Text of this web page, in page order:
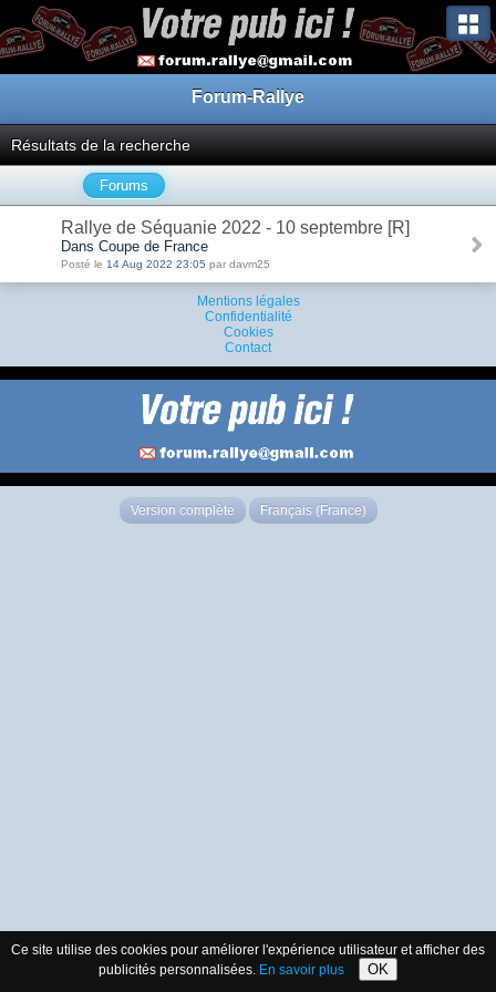
Forum-Rallye
Résultats de la recherche
Forums
Rallye de Séquanie 2022 - 10 septembre [R]
Dans Coupe de France
Posté le 14 Aug 2022 23:05 par davm25
Mentions légales
Confidentialité
Cookies
Contact
Version complète Français (France)
Ce site utilise des cookies pour améliorer l'expérience utilisateur et afficher des
publicités personnalisées. En savoir plus OK